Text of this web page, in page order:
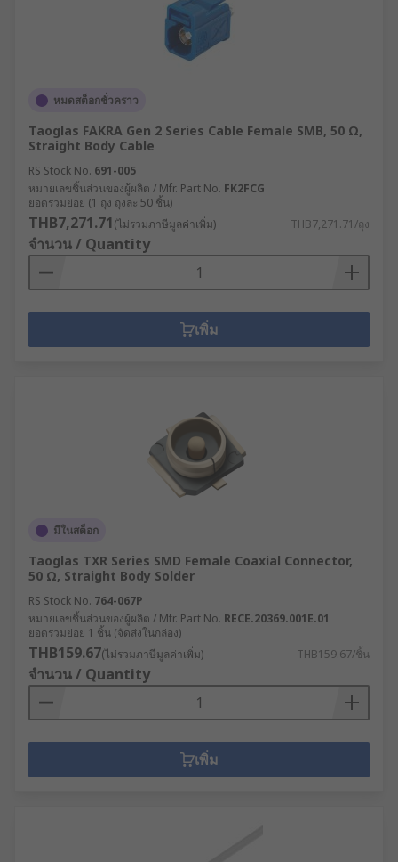
หมดสต็อกชั่วคราว
Taoglas FAKRA Gen 2 Series Cable Female SMB, 50 Ω,
Straight Body Cable
RS Stock No. 691-005
หมายเลขชิ้นส่วนของผู้ผลิต / Mfr. Part No. FK2FCG
ยอดรวมย่อย (1 ถุง ถุงละ 50 ชิ้น)
THB7,271.71(ไม่รวมภาษีมูลค่าเพิ่ม) THB7,271.71/ถุง
จำนวน / Quantity
เพิ่ม
มีในสต็อก
Taoglas TXR Series SMD Female Coaxial Connector,
50 Ω, Straight Body Solder
RS Stock No. 764-067P
หมายเลขชิ้นส่วนของผู้ผลิต / Mfr. Part No. RECE.20369.001E.01
ยอดรวมย่อย 1 ชิ้น (จัดส่งในกล่อง)
THB159.67(ไม่รวมภาษีมูลค่าเพิ่ม) THB159.67/ชิ้น
จำนวน / Quantity
เพิ่ม